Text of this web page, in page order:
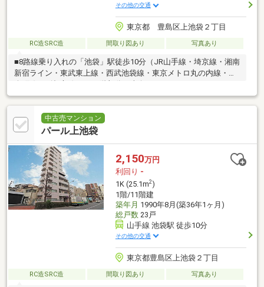
その他の交通
東京都 豊島区上池袋２丁目
RC造SRC造 間取り図あり 写真あり
■8路線乗り入れの「池袋」駅徒歩10分（JR山手線・埼京線・湘南
新宿ライン・東武東上線・西武池袋線・東京メトロ丸の内線・有
中古売マンション
パール上池袋
2,150万円
利回り -
1K (25.1m2)
1階/11階建
築年月 1990年8月(築36年1ヶ月)
総戸数23戸
山手線 池袋駅 徒歩10分
その他の交通
東京都豊島区上池袋２丁目
RC造SRC造 間取り図あり 写真あり